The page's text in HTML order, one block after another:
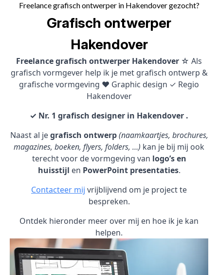
Freelance grafisch ontwerper in Hakendover gezocht?
Grafisch ontwerper
Hakendover
Freelance grafisch ontwerper Hakendover ☆ Als
grafisch vormgever help ik je met grafisch ontwerp &
grafische vormgeving ♥ Graphic design ✓ Regio
Hakendover
✓ Nr. 1 grafisch designer in Hakendover .
Naast al jegrafisch ontwerp (naamkaartjes, brochures,
magazines, boeken, flyers, folders, …) kan je bij mij ook
terecht voor de vormgeving van logo’s en
huisstijl en PowerPoint presentaties.
Contacteer mij vrijblijvend om je project te
bespreken.
Ontdek hieronder meer over mij en hoe ik je kan
helpen.